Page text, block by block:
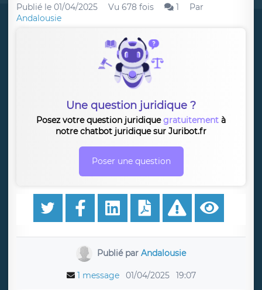
Publié le 01/04/2025 Vu 678 fois 1
Par
Andalousie
Une question juridique ?
Posez votre question juridiquegratuitement à
notre chatbot juridique sur Juribot.fr
Poser une question
Publié par Andalousie
1 message 01/04/2025 19:07